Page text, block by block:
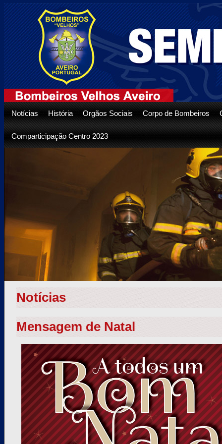
Notícias História Orgãos Sociais Corpo de Bombeiros
Comparticipação Centro 2023
Notícias
Mensagem de Natal